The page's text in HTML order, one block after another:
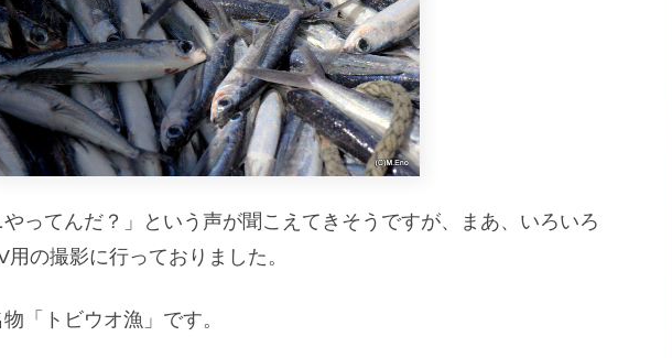
やってんだ？」という声が聞こえてきそうですが、まあ、いろいろ
の撮影に行っておりました。
「トビウオ漁」です。